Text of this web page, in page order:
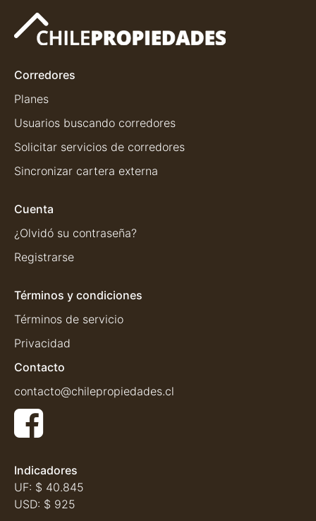
Corredores
Planes
Usuarios buscando corredores
Solicitar servicios de corredores
Sincronizar cartera externa
Cuenta
¿Olvidó su contraseña?
Registrarse
Términos y condiciones
Términos de servicio
Privacidad
Contacto
contacto@chilepropiedades.cl
Indicadores
UF: $ 40.845
USD: $ 925